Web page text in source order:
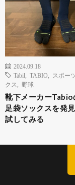
2024.09.18
Tabil
TABIO スポー
クス
野球
靴下メーカーTabio
足袋ソックスを発
試してみる